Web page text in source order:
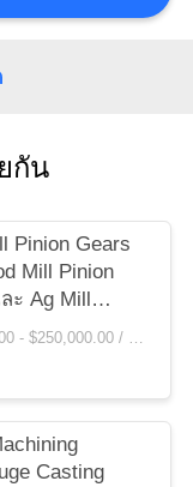
กัน
Pinion Gears
Mill Pinion
ะ Ag Mill
$20,000.00 - $250,000.00 / Set MOQ:1 ตั้ง / ชุด
Casting